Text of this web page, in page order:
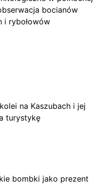
bocianów
i rybołowów
na Kaszubach i jej
turystykę
bombki jako prezent